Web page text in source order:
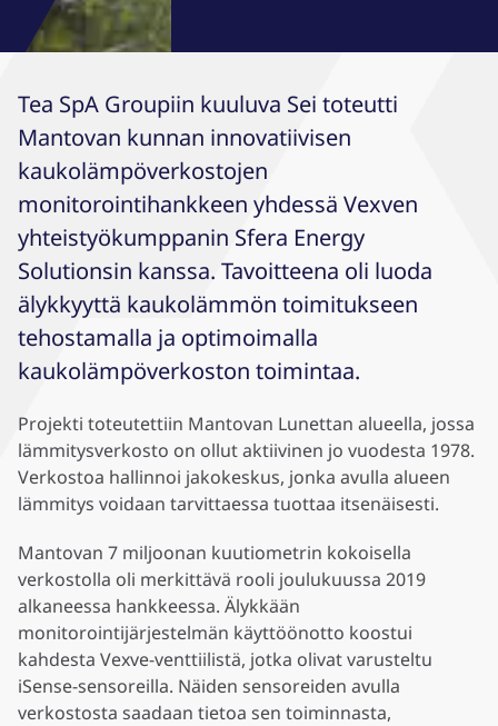
Tea SpA Groupiin kuuluva Sei toteutti
Mantovan kunnan innovatiivisen
kaukolämpöverkostojen
monitorointihankkeen yhdessä Vexven
yhteistyökumppanin Sfera Energy
Solutionsin kanssa. Tavoitteena oli luoda
älykkyyttä kaukolämmön toimitukseen
tehostamalla ja optimoimalla
kaukolämpöverkoston toimintaa.
Projekti toteutettiin Mantovan Lunettan alueella, jossa
lämmitysverkosto on ollut aktiivinen jo vuodesta 1978.
Verkostoa hallinnoi jakokeskus, jonka avulla alueen
lämmitys voidaan tarvittaessa tuottaa itsenäisesti.
Mantovan 7 miljoonan kuutiometrin kokoisella
verkostolla oli merkittävä rooli joulukuussa 2019
alkaneessa hankkeessa. Älykkään
monitorointijärjestelmän käyttöönotto koostui
kahdesta Vexve-venttiilistä, jotka olivat varusteltu
iSense-sensoreilla. Näiden sensoreiden avulla
verkostosta saadaan tietoa sen toiminnasta,